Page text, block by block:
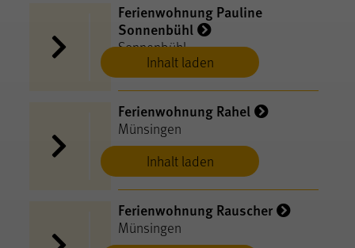
Inhalt laden
Ferienwohnung Pauline
Sonnenbühl
Sonnenbühl
Inhalt laden
Ferienwohnung Rahel
Münsingen
Ferienwohnung Rauscher
Münsingen